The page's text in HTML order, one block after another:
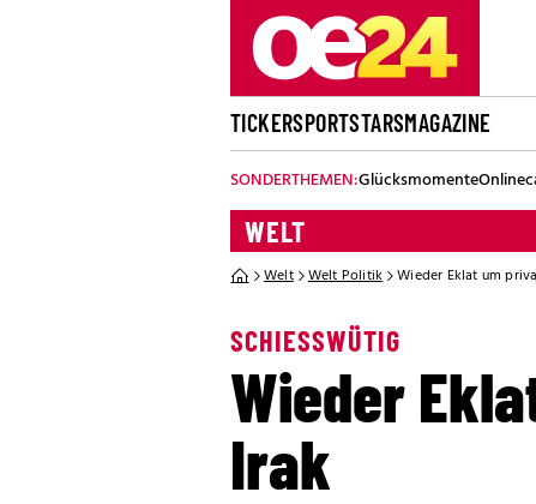
TICKERSPORTSTARSMAGAZINE
SONDERTHEMEN:Glücksmomente
WELT
Welt Welt Politik Wieder Eklat um
SCHIESSWÜTIG
Wieder
Irak